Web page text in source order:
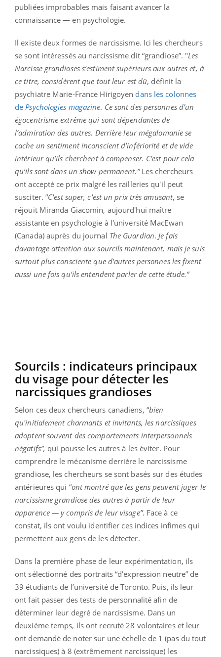
publiées improbables mais faisant avancer la
connaissance — en psychologie.
Il existe deux formes de narcissisme. Ici les chercheurs
se sont intéressés au narcissisme dit “grandiose”. "Les
Narcisse grandioses s’estiment supérieurs aux autres et, à
ce titre, considèrent que tout leur est dû, définit la
psychiatre Marie-France Hirigoyen dans les colonnes
dePsychologies magazine. Ce sont des personnes d’un
égocentrisme extrême qui sont dépendantes de
l’admiration des autres. Derrière leur mégalomanie se
cache un sentiment inconscient d’infériorité et de vide
intérieur qu’ils cherchent à compenser. C’est pour cela
qu’ils sont dans un show permanent.”Les chercheurs
ont accepté ce prix malgré les railleries qu'il peut
susciter. “C'est super, c'est un prix très amusant, se
réjouit Miranda Giacomin, aujourd'hui maître
assistante en psychologie à l'université MacEwan
(Canada) auprès du journal The Guardian.Je fais
davantage attention aux sourcils maintenant, mais je suis
surtout plus consciente que d’autres personnes les fixent
aussi une fois qu’ils entendent parler de cette étude.”
Sourcils : indicateurs principaux
du visage pour détecter les
narcissiques grandioses
Selon ces deux chercheurs canadiens, “bien
qu'initialement charmants et invitants, les narcissiques
adoptent souvent des comportements interpersonnels
négatifs”, qui pousse les autres à les éviter. Pour
comprendre le mécanisme derrière le narcissisme
grandiose, les chercheurs se sont basés sur des études
antérieures qui “ont montré que les gens peuvent juger le
narcissisme grandiose des autres à partir de leur
apparence — y compris de leur visage”. Face à ce
constat, ils ont voulu identifier ces indices infimes qui
permettent aux gens de les détecter.
Dans la première phase de leur expérimentation, ils
ont sélectionné des portraits “d’expression neutre” de
39 étudiants de l’université de Toronto. Puis, ils leur
ont fait passer des tests de personnalité afin de
déterminer leur degré de narcissisme. Dans un
deuxième temps, ils ont recruté 28 volontaires et leur
ont demandé de noter sur une échelle de 1 (pas du tout
narcissiques) à 8 (extrêmement narcissique) les